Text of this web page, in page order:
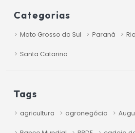
Categorias
Mato Grosso do Sul Paraná
Santa Catarina
Tags
agricultura agronegócio